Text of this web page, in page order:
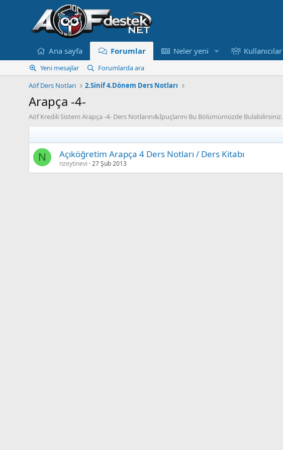
Ana sayfa Forumlar Neler yeni Kullanıcılar
Yeni mesajlar
Forumlarda ara
Aöf Ders Notları
2.Sinif 4.Dönem Ders Notları
Arapça -4-
Aöf Kredili Sistem Arapça -4- Ders Notlarını&İpuçlarını Bu Bölümümüzde Bulabilirsiniz.
N Açıköğretim Arapça 4 Ders Notları / Ders Kitabı
nzeytinevi 27 Şub 2013